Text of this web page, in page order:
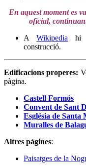
En aquest moment es
oficial,
AWikipedia hi
construcció.
Edificacions properes:
pàgina.
Castell Formós
Convent de Sant
Església de Santa
Muralles de
Altres pàgines:
Paisatges de la